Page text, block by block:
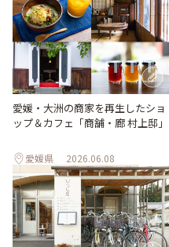
愛媛・大洲の商家を再生したショ
ップ＆カフェ「商舗・廊 村上邸」
愛媛県 2026.06.08